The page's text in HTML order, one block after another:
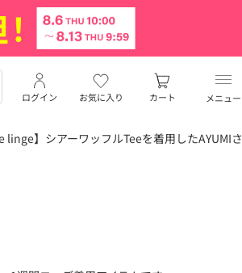
メニュー
お気に入り
ログイン カート
】シアーワッフルTeeを着用したAYUMIさ